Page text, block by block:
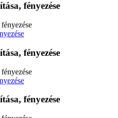
fényezése
fényezése
fényezése